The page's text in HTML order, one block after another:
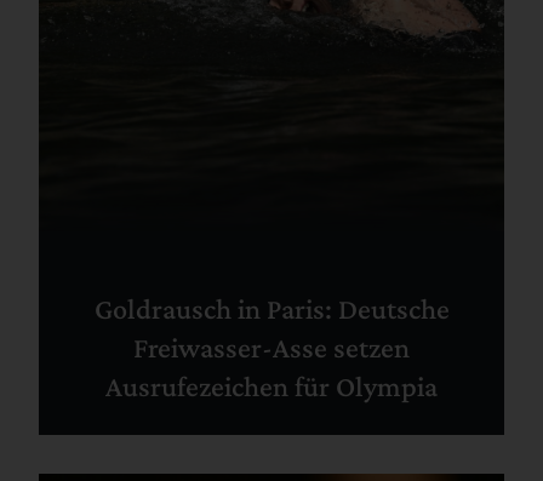
Goldrausch in Paris: Deutsche
Freiwasser-Asse setzen
Ausrufezeichen für Olympia